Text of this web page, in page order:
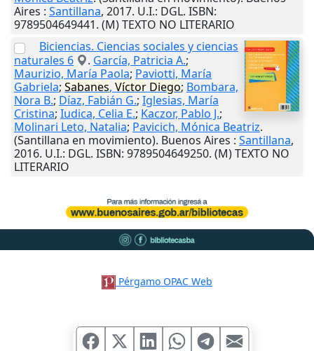
Aires : Santillana, 2017. U.I.: DGL. ISBN:
9789504649441. (M) TEXTO NO LITERARIO
Biciencias. Ciencias sociales y ciencias
naturales 6
. García, Patricia A.;
Maurizio, María Paola; Paviotti, María
Gabriela; Sabanes, Víctor Diego; Bombara,
Nora B.; Díaz, Fabián G.; Iglesias, María
Cristina; Iudica, Celia E.; Kaczor, Pablo J.;
Molinari Leto, Natalia; Pavicich, Mónica Beatriz.
(Santillana en movimiento). Buenos Aires : Santillana,
2016. U.I.: DGL. ISBN: 9789504649250. (M) TEXTO NO
LITERARIO
Pérgamo OPAC Web